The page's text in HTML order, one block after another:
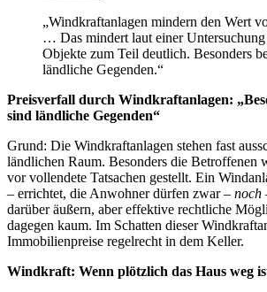
„Windkraftanlagen mindern den Wert
… Das mindert laut einer Untersuchung
Objekte zum Teil deutlich. Besonders
ländliche Gegenden.“
Preisverfall durch Windkraftanlagen:
sind ländliche Gegenden“
Grund: Die Windkraftanlagen stehen fast
ländlichen Raum. Besonders die Betroffenen
vor vollendete Tatsachen gestellt. Ein
– errichtet, die Anwohner dürfen zwar – noch
darüber äußern, aber effektive rechtliche
dagegen kaum. Im Schatten dieser
Immobilienpreise regelrecht in dem Keller.
Windkraft: Wenn plötzlich das Haus weg